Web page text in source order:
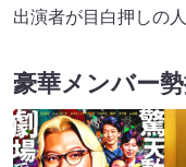
出演者が目白押しの
豪華メンバー